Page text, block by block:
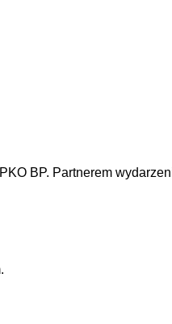
BP. Partnerem